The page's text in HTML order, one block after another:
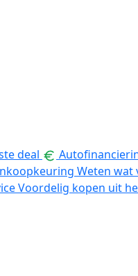
deal
Weten wat
Voordelig kopen uit